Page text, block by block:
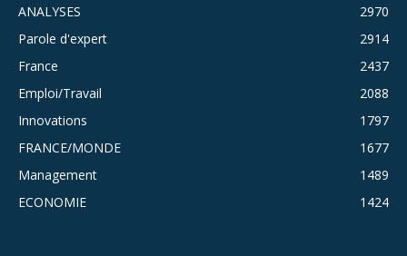
ANALYSES
2970
Parole d'expert
2914
France
2437
Emploi/Travail
2088
Innovations
1797
FRANCE/MONDE
1677
Management
1489
ECONOMIE
1424